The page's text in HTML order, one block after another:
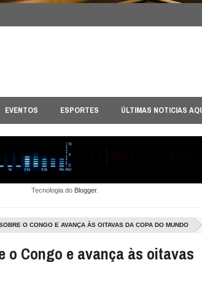
EVENTOS ESPORTES ÚLTIMAS NOTICIAS
Tecnologia do Blogger.
O CONGO E AVANÇA ÀS OITAVAS DA COPA DO MUNDO
o Congo e avança às oitavas